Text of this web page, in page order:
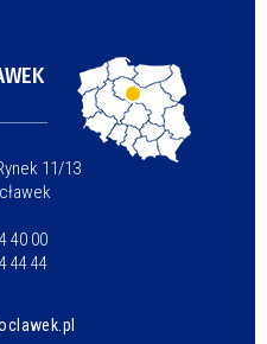
11/13
40 00
44 44